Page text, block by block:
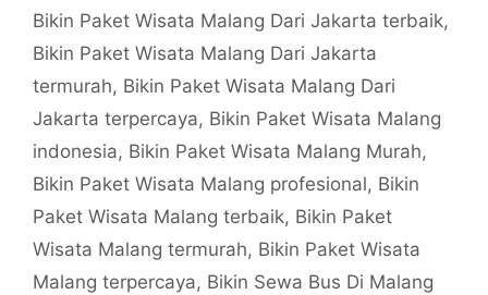
Bikin Paket Wisata Malang Dari Jakarta terbaik,
Bikin Paket Wisata Malang Dari Jakarta
termurah, Bikin Paket Wisata Malang Dari
Jakarta terpercaya, Bikin Paket Wisata Malang
indonesia, Bikin Paket Wisata Malang Murah,
Bikin Paket Wisata Malang profesional, Bikin
Paket Wisata Malang terbaik, Bikin Paket
Wisata Malang termurah, Bikin Paket Wisata
Malang terpercaya, Bikin Sewa Bus Di Malang